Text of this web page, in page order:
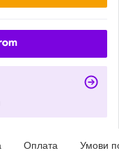
Оплата Умови